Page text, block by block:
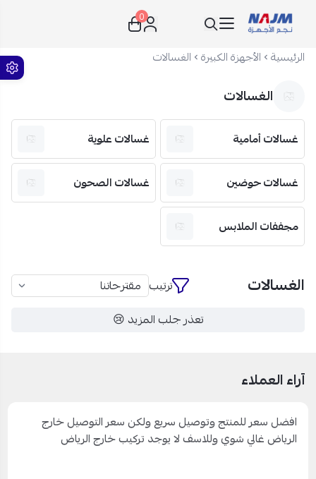
نجم الأجهزة
0
الرئيسية الأجهزة الكبيرة الغسالات
الغسالات
غسالات أمامية غسالات علوية
غسالات حوضين غسالات الصحون
مجففات الملابس
الغسالات
ترتيب
تعذر جلب المزيد 😢
آراء العملاء
افضل سعر للمنتج وتوصيل سريع ولكن سعر التوصيل خارج
الرياض غالي شوي وللاسف لا يوجد تركيب خارج الرياض